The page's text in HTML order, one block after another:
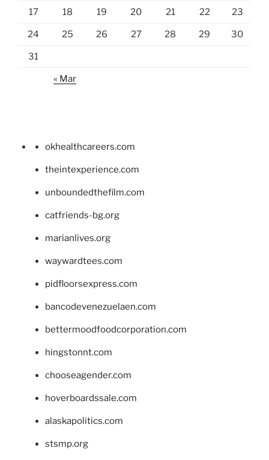
17 18 19 20 21 22 23
24 25 26 27 28 29 30
31
« Mar
okhealthcareers.com
theintexperience.com
unboundedthefilm.com
catfriends-bg.org
marianlives.org
waywardtees.com
pidfloorsexpress.com
bancodevenezuelaen.com
bettermoodfoodcorporation.com
hingstonnt.com
chooseagender.com
hoverboardssale.com
alaskapolitics.com
stsmp.org